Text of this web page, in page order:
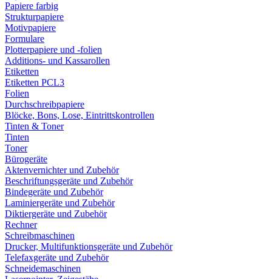
Papiere farbig
Strukturpapiere
Motivpapiere
Formulare
Plotterpapiere und -folien
Additions- und Kassarollen
Etiketten
Etiketten PCL3
Folien
Durchschreibpapiere
Blöcke, Bons, Lose, Eintrittskontrollen
Tinten & Toner
Tinten
Toner
Bürogeräte
Aktenvernichter und Zubehör
Beschriftungsgeräte und Zubehör
Bindegeräte und Zubehör
Laminiergeräte und Zubehör
Diktiergeräte und Zubehör
Rechner
Schreibmaschinen
Drucker, Multifunktionsgeräte und Zubehör
Telefaxgeräte und Zubehör
Schneidemaschinen